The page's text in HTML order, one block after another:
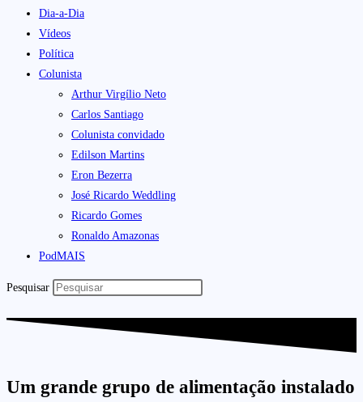
Dia-a-Dia
Vídeos
Política
Colunista
Arthur Virgílio Neto
Carlos Santiago
Colunista convidado
Edilson Martins
Eron Bezerra
José Ricardo Weddling
Ricardo Gomes
Ronaldo Amazonas
PodMAIS
Pesquisar
Um grande grupo de alimentação instalado